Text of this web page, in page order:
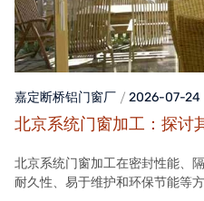
嘉定断桥铝门窗厂 2026-07-24
北京系统门窗加工：探讨
北京系统门窗加工在密封性能、
耐久性、易于维护和环保节能等